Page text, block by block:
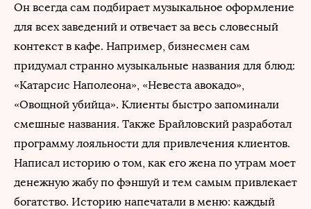
Он всегда сам подбирает музыкальное оформление
для всех заведений и отвечает за весь словесный
контекст в кафе. Например, бизнесмен сам
придумал странно музыкальные названия для блюд:
«Катарсис Наполеона», «Невеста авокадо»,
«Овощной убийца». Клиенты быстро запоминали
смешные названия. Также Брайловский разработал
программу лояльности для привлечения клиентов.
Написал историю о том, как его жена по утрам моет
денежную жабу по фэншуй и тем самым привлекает
богатство. Историю напечатали в меню: каждый